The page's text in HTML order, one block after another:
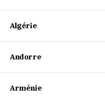
Algérie
Andorre
Arménie